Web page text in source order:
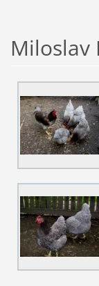
Miloslav